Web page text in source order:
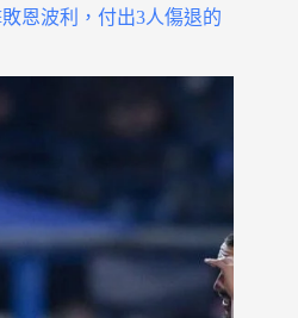
恩波利，付出3人傷退的